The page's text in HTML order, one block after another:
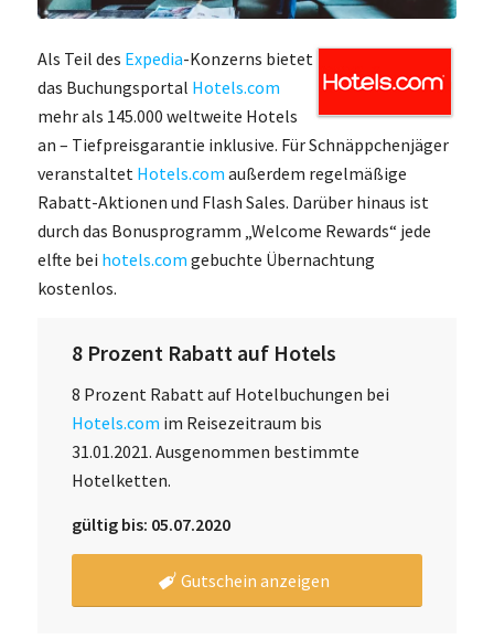
Als Teil des Expedia-Konzerns bietet
das Buchungsportal Hotels.com
mehr als 145.000 weltweite Hotels
an – Tiefpreisgarantie inklusive. Für Schnäppchenjäger
veranstaltet Hotels.com außerdem regelmäßige
Rabatt-Aktionen und Flash Sales. Darüber hinaus ist
durch das Bonusprogramm „Welcome Rewards“ jede
elfte bei hotels.com gebuchte Übernachtung
kostenlos.
8 Prozent Rabatt auf Hotels
8 Prozent Rabatt auf Hotelbuchungen bei
Hotels.com im Reisezeitraum bis
31.01.2021. Ausgenommen bestimmte
Hotelketten.
gültig bis: 05.07.2020
Gutschein anzeigen